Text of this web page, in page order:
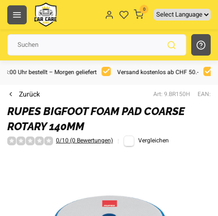
0
Uhr bestellt – Morgen geliefert Versand kostenlos ab CHF 50.-
Zurück Art: 9.BR150H EAN:
RUPES BIGFOOT FOAM PAD COARSE
ROTARY 140MM
0/10 (0 Bewertungen) Vergleichen